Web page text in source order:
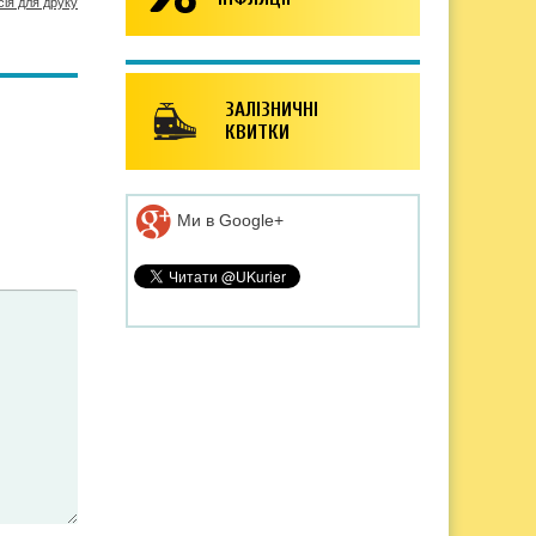
ЗАЛІЗНИЧНІ
КВИТКИ
Ми в Google+